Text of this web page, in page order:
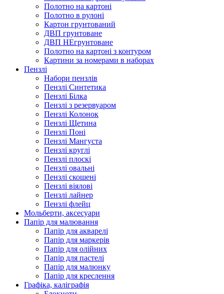
Полотно на картоні
Полотно в рулоні
Картон грунтований
ДВП грунтоване
ДВП НЕгрунтоване
Полотно на картоні з контуром
Картини за номерами в наборах
Пензлі
Набори пензлів
Пензлі Синтетика
Пензлі Білка
Пензлі з резервуаром
Пензлі Колонок
Пензлі Щетина
Пензлі Поні
Пензлі Мангуста
Пензлі круглі
Пензлі плоскі
Пензлі овальні
Пензлі скошені
Пензлі віялові
Пензлі лайнер
Пензлі флейц
Мольберти, аксесуари
Папір для малювання
Папір для акварелі
Папір для маркерів
Папір для олійних
Папір для пастелі
Папір для малюнку
Папір для креслення
Графіка, каліграфія